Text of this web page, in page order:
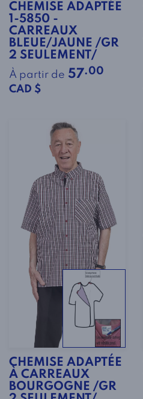
CHEMISE ADAPTÉE
1-5850 -
CARREAUX
BLEUE/JAUNE /GR
2 SEULEMENT/
À partir de 57.00
CAD $
CHEMISE ADAPTÉE
À CARREAUX
BOURGOGNE /GR